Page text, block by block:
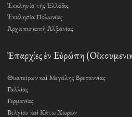
Ἐκκλησία τῆς Ἑλλάδος
Ἐκκλησία Πολωνίας
Ἀρχιεπισκοπὴ Ἀλβανίας
Ἐπαρχίες ἐν Εὐρώπη
Θυατείρων καὶ Μεγάλης Βρεταννίας
Γαλλίας
Γερμανίας
Βελγίου καὶ Κάτω Χωρῶν